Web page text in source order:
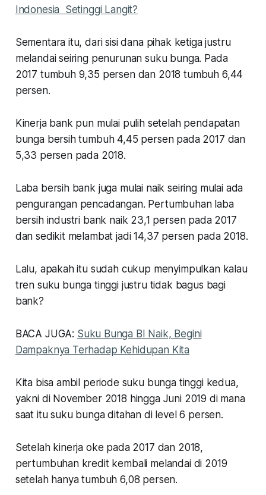
Indonesia Setinggi Langit?
Sementara itu, dari sisi dana pihak ketiga justru
melandai seiring penurunan suku bunga. Pada
2017 tumbuh 9,35 persen dan 2018 tumbuh 6,44
persen.
Kinerja bank pun mulai pulih setelah pendapatan
bunga bersih tumbuh 4,45 persen pada 2017 dan
5,33 persen pada 2018.
Laba bersih bank juga mulai naik seiring mulai ada
pengurangan pencadangan. Pertumbuhan laba
bersih industri bank naik 23,1 persen pada 2017
dan sedikit melambat jadi 14,37 persen pada 2018.
Lalu, apakah itu sudah cukup menyimpulkan kalau
tren suku bunga tinggi justru tidak bagus bagi
bank?
BACA JUGA: Suku Bunga BI Naik, Begini
Dampaknya Terhadap Kehidupan Kita
Kita bisa ambil periode suku bunga tinggi kedua,
yakni di November 2018 hingga Juni 2019 di mana
saat itu suku bunga ditahan di level 6 persen.
Setelah kinerja oke pada 2017 dan 2018,
pertumbuhan kredit kembali melandai di 2019
setelah hanya tumbuh 6,08 persen.